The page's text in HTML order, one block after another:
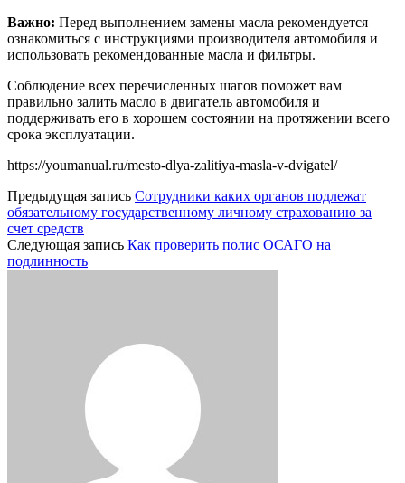
Важно: Перед выполнением замены масла рекомендуется
ознакомиться с инструкциями производителя автомобиля и
использовать рекомендованные масла и фильтры.
Соблюдение всех перечисленных шагов поможет вам
правильно залить масло в двигатель автомобиля и
поддерживать его в хорошем состоянии на протяжении всего
срока эксплуатации.
https://youmanual.ru/mesto-dlya-zalitiya-masla-v-dvigatel/
Предыдущая запись Сотрудники каких органов подлежат
обязательному государственному личному страхованию за
счет средств
Следующая запись Как проверить полис ОСАГО на
подлинность